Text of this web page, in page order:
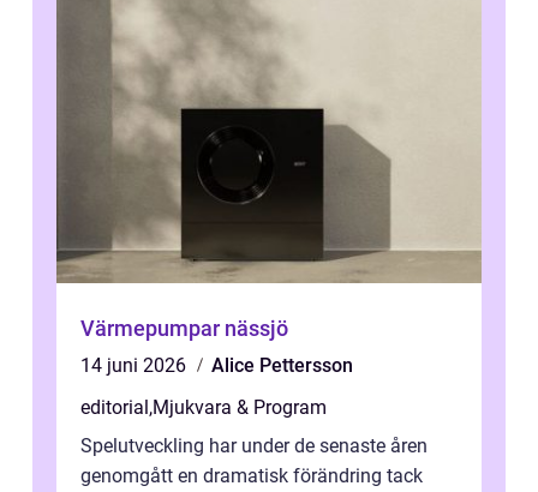
Värmepumpar nässjö
14 juni 2026
Alice Pettersson
editorial,Mjukvara & Program
Spelutveckling har under de senaste åren
genomgått en dramatisk förändring tack